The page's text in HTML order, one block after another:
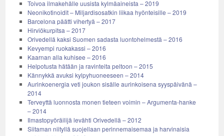
Toivoa ilmakehälle uusista kylmäaineista – 2019
Neonikotinoidit – Miljardisosatkin liikaa hyönteisille – 2019
Barcelona päätti vihertyä – 2017
Hirviökurpitsa – 2017
Orivedellä kaksi Suomen sadasta luontohelmestä – 2016
Kevyempi ruokakassi – 2016
Kaarnan alla kuhisee – 2016
Helpotusta hätään ja ravinteita peltoon – 2015
Kännykkä avuksi kylpyhuoneeseen – 2014
Aurinkoenergia veti joukon sisälle aurinkoisena syyspäivänä –
2014
Terveyttä luonnosta monen tieteen voimin – Argumenta-hanke
– 2014
Ilmastopyöräilijä levähti Orivedellä – 2012
Siitaman niityllä suojellaan perinnemaisemaa ja harvinaisia